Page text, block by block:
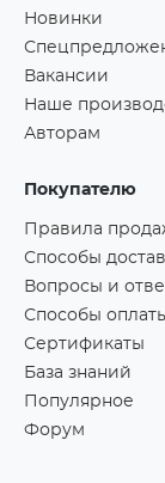
Новинки
Вакансии
Наше
Авторам
Покупателю
Правила
Способы
Вопросы и
Способы
Сертификаты
База знаний
Популярное
Форум